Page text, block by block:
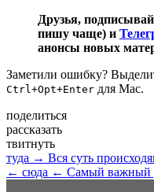
Друзья,
пишу чаще) и
анонсы новых
Заметили ошибку?
Ctrl+Opt+Enter для Mac.
поделиться
рассказать
твитнуть
туда → Вся суть
← сюда ← Самый важный